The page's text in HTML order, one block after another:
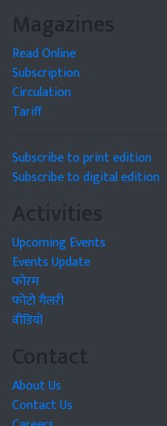
Magazines
Read Online
Subscription
Circulation
Tariff
Subscribe to print edition
Subscribe to digital edition
Activities
Upcoming Events
Events Update
फोरम
फोटो गैलरी
वीडियो
Contact
About Us
Contact Us